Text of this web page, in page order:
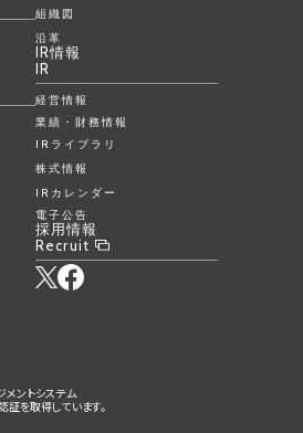
組織図
沿革
IR情報
IR
経営情報
業績・財務情報
IRライブラリ
株式情報
IRカレンダー
電子公告
採用情報
Recruit
メントシステム
証を取得しています。